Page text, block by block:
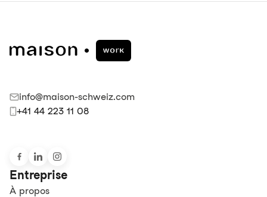
info@maison-schweiz.com
+41 44 223 11 08
Entreprise
À propos